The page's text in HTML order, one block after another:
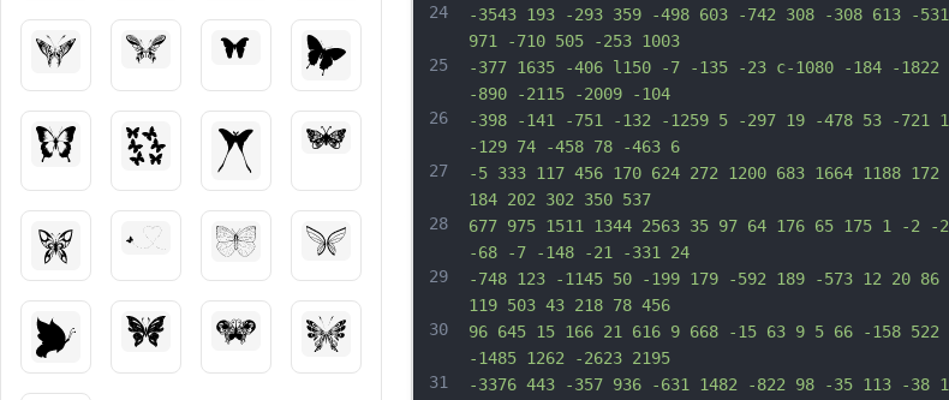
24
25
26
27
28
29
30
31
-3543 193 -293 359 -498 603 -742 308 -308 613 -531
971 -710 505 -253 1003
-377 1635 -406 l150 -7 -135 -23 c-1080 -184 -1822
-890 -2115 -2009 -104
-398 -141 -751 -132 -1259 5 -297 19 -478 53 -721
-129 74 -458 78 -463 6
-5 333 117 456 170 624 272 1200 683 1664 1188 172
184 202 302 350 537
677 975 1511 1344 2563 35 97 64 176 65 175 1 -2 -2
-68 -7 -148 -21 -331 24
-748 123 -1145 50 -199 179 -592 189 -573 12 20 86
119 503 43 218 78 456
96 645 15 166 21 616 9 668 -15 63 9 5 66 -158 522
-1485 1262 -2623 2195
-3376 443 -357 936 -631 1482 -822 98 -35 113 -38